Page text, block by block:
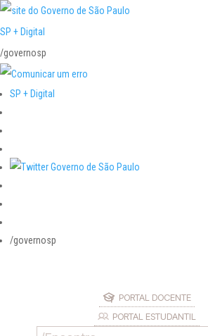
SP + Digital
/governosp
SP + Digital
/governosp
PORTAL DOCENTE
PORTAL ESTUDANTIL